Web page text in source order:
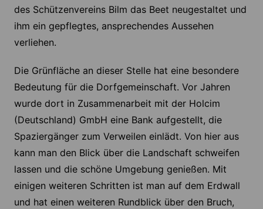
des Schützenvereins Bilm das Beet neugestaltet und
ihm ein gepflegtes, ansprechendes Aussehen
verliehen.
Die Grünfläche an dieser Stelle hat eine besondere
Bedeutung für die Dorfgemeinschaft. Vor Jahren
wurde dort in Zusammenarbeit mit der Holcim
(Deutschland) GmbH eine Bank aufgestellt, die
Spaziergänger zum Verweilen einlädt. Von hier aus
kann man den Blick über die Landschaft schweifen
lassen und die schöne Umgebung genießen. Mit
einigen weiteren Schritten ist man auf dem Erdwall
und hat einen weiteren Rundblick über den Bruch,